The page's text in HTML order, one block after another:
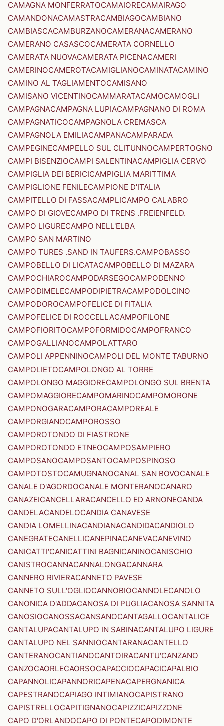
CAMAGNA MONFERRATOCAMAIORECAMAIRAGO
CAMANDONACAMASTRACAMBIAGOCAMBIANO
CAMBIASCACAMBURZANOCAMERANACAMERANO
CAMERANO CASASCOCAMERATA CORNELLO
CAMERATA NUOVACAMERATA PICENACAMERI
CAMERINOCAMEROTACAMIGLIANOCAMINATACAMINO
CAMINO AL TAGLIAMENTOCAMISANO
CAMISANO VICENTINOCAMMARATACAMOCAMOGLI
CAMPAGNACAMPAGNA LUPIACAMPAGNANO DI ROMA
CAMPAGNATICOCAMPAGNOLA CREMASCA
CAMPAGNOLA EMILIACAMPANACAMPARADA
CAMPEGINECAMPELLO SUL CLITUNNOCAMPERTOGNO
CAMPI BISENZIOCAMPI SALENTINACAMPIGLIA CERVO
CAMPIGLIA DEI BERICICAMPIGLIA MARITTIMA
CAMPIGLIONE FENILECAMPIONE D'ITALIA
CAMPITELLO DI FASSACAMPLICAMPO CALABRO
CAMPO DI GIOVECAMPO DI TRENS .FREIENFELD.
CAMPO LIGURECAMPO NELL'ELBA
CAMPO SAN MARTINO
CAMPO TURES .SAND IN TAUFERS.CAMPOBASSO
CAMPOBELLO DI LICATACAMPOBELLO DI MAZARA
CAMPOCHIAROCAMPODARSEGOCAMPODENNO
CAMPODIMELECAMPODIPIETRACAMPODOLCINO
CAMPODOROCAMPOFELICE DI FITALIA
CAMPOFELICE DI ROCCELLACAMPOFILONE
CAMPOFIORITOCAMPOFORMIDOCAMPOFRANCO
CAMPOGALLIANOCAMPOLATTARO
CAMPOLI APPENNINOCAMPOLI DEL MONTE TABURNO
CAMPOLIETOCAMPOLONGO AL TORRE
CAMPOLONGO MAGGIORECAMPOLONGO SUL BRENTA
CAMPOMAGGIORECAMPOMARINOCAMPOMORONE
CAMPONOGARACAMPORACAMPOREALE
CAMPORGIANOCAMPOROSSO
CAMPOROTONDO DI FIASTRONE
CAMPOROTONDO ETNEOCAMPOSAMPIERO
CAMPOSANOCAMPOSANTOCAMPOSPINOSO
CAMPOTOSTOCAMUGNANOCANAL SAN BOVOCANALE
CANALE D'AGORDOCANALE MONTERANOCANARO
CANAZEICANCELLARACANCELLO ED ARNONECANDA
CANDELACANDELOCANDIA CANAVESE
CANDIA LOMELLINACANDIANACANDIDACANDIOLO
CANEGRATECANELLICANEPINACANEVACANEVINO
CANICATTI'CANICATTINI BAGNICANINOCANISCHIO
CANISTROCANNACANNALONGACANNARA
CANNERO RIVIERACANNETO PAVESE
CANNETO SULL'OGLIOCANNOBIOCANNOLECANOLO
CANONICA D'ADDACANOSA DI PUGLIACANOSA SANNITA
CANOSIOCANOSSACANSANOCANTAGALLOCANTALICE
CANTALUPACANTALUPO IN SABINACANTALUPO LIGURE
CANTALUPO NEL SANNIOCANTARANACANTELLO
CANTERANOCANTIANOCANTOIRACANTU'CANZANO
CANZOCAORLECAORSOCAPACCIOCAPACICAPALBIO
CAPANNOLICAPANNORICAPENACAPERGNANICA
CAPESTRANOCAPIAGO INTIMIANOCAPISTRANO
CAPISTRELLOCAPITIGNANOCAPIZZICAPIZZONE
CAPO D'ORLANDOCAPO DI PONTECAPODIMONTE